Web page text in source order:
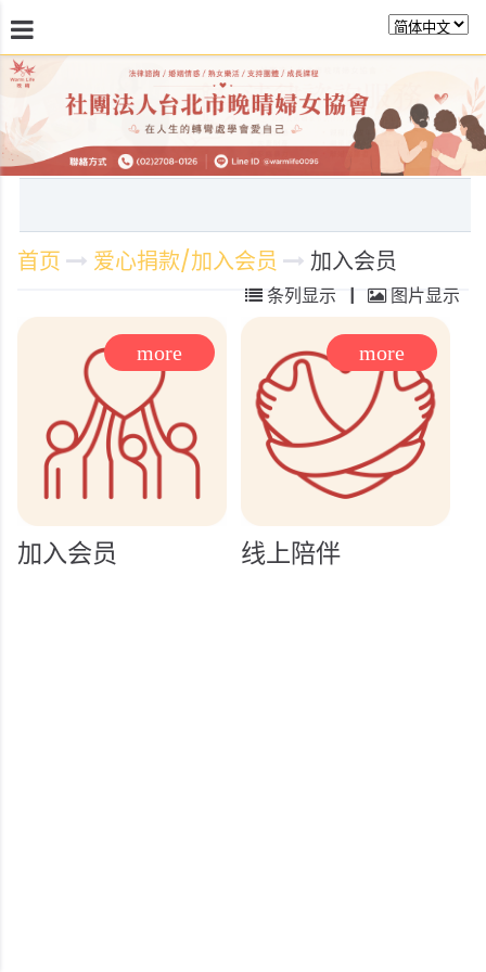
最新消息 关於晚晴 日常服务 课程活动
首页 爱心捐款/加入会员 加入会员
条列显示 | 图片显示
加入会员 线上陪伴